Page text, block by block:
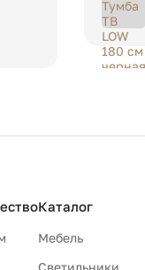
Каталог
Мебель
Светильники